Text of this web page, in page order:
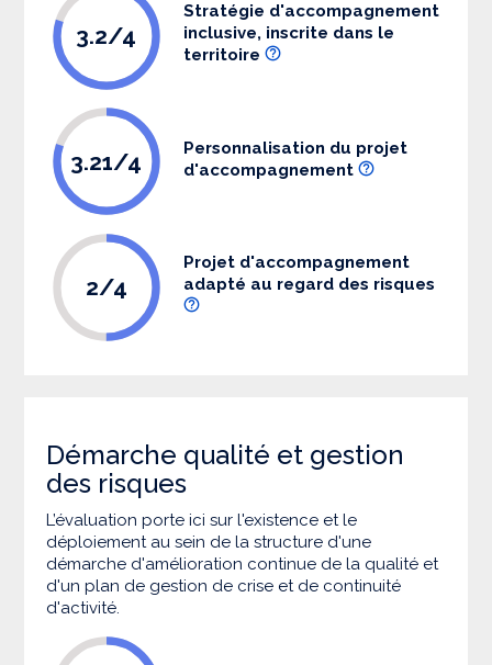
3.2/4
Stratégie d'accompagnement
inclusive, inscrite dans le
territoire
3.21/4
Personnalisation du projet
d'accompagnement
2/4
Projet d'accompagnement
adapté au regard des risques
Démarche qualité et gestion
des risques
L’évaluation porte ici sur l'existence et le
déploiement au sein de la structure d'une
démarche d'amélioration continue de la qualité et
d'un plan de gestion de crise et de continuité
d'activité.